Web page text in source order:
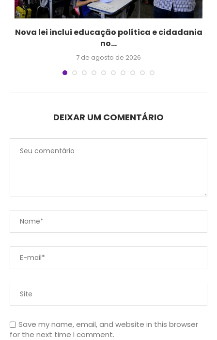
Nova lei inclui educação política e cidadania
no...
7 de agosto de 2026
DEIXAR UM COMENTÁRIO
Save my name, email, and website in this browser
for the next time I comment.